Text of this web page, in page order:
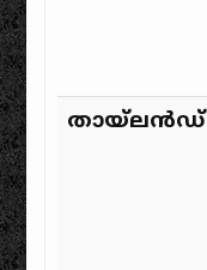
തായ്‌ലൻഡ്